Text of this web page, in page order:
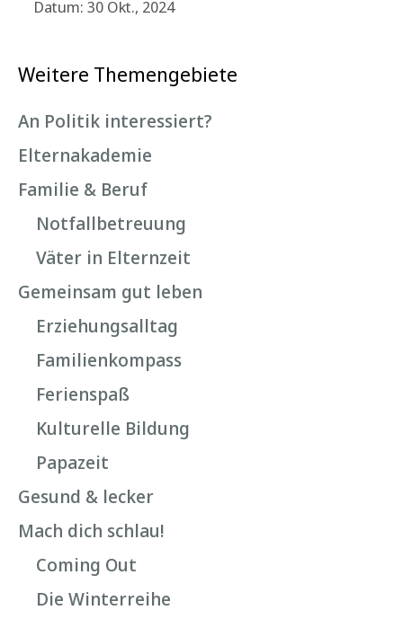
Datum: 30 Okt., 2024
Weitere Themengebiete
An Politik interessiert?
Elternakademie
Familie & Beruf
Notfallbetreuung
Väter in Elternzeit
Gemeinsam gut leben
Erziehungsalltag
Familienkompass
Ferienspaß
Kulturelle Bildung
Papazeit
Gesund & lecker
Mach dich schlau!
Coming Out
Die Winterreihe